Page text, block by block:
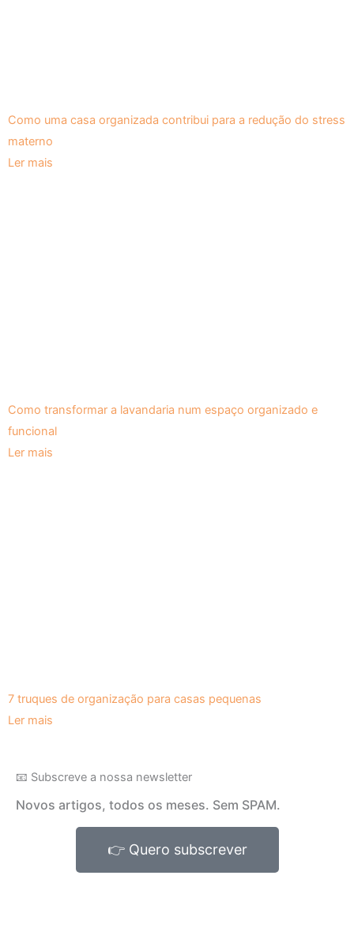
Como uma casa organizada contribui para a redução do stress
materno
Ler mais
Como transformar a lavandaria num espaço organizado e
funcional
Ler mais
7 truques de organização para casas pequenas
Ler mais
📧 Subscreve a nossa newsletter
Novos artigos, todos os meses. Sem SPAM.
👉 Quero subscrever